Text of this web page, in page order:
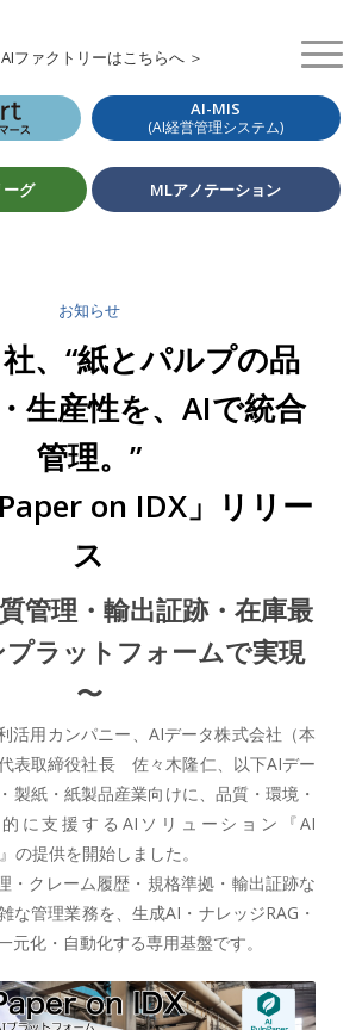
AIファクトリーはこちらへ ＞
AI-MIS
(AI経営管理システム)
グ MLアノテーション
お知らせ
、“紙とパルプの品
生産性を、AIで統合
管理。”
on IDX」リリー
ス
管理・輸出証跡・在庫最
ラットフォームで実現
〜
活用カンパニー、AIデータ株式会社（本
表取締役社長 佐々木隆仁、以下AIデー
製紙・紙製品産業向けに、品質・環境・
に支援するAIソリューション『AI
の提供を開始しました。
・クレーム履歴・規格準拠・輸出証跡な
な管理業務を、生成AI・ナレッジRAG・
元化・自動化する専用基盤です。